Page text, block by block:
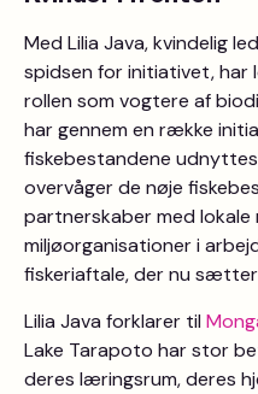
Med Lilia Java, kvindelig
spidsen for initiativet, har
rollen som vogtere af
har gennem en række
fiskebestandene
overvåger de nøje
partnerskaber med lokale
miljøorganisationer i
fiskeriaftale, der nu
Lilia Java forklarer til
Lake Tarapoto har stor
deres læringsrum, deres